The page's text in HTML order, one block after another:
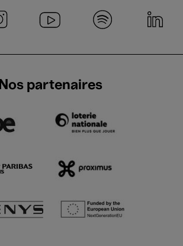
Nos partenaires